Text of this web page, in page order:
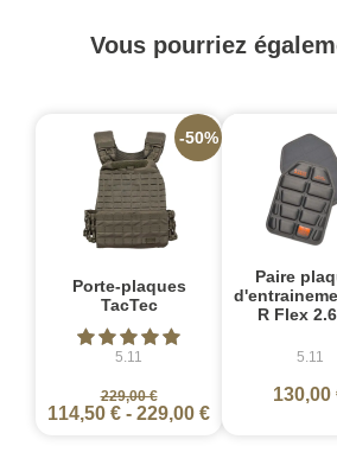
Vous pourriez
Porte-plaques
TacTec
5.11
229,00 €
114,50 € - 229,00 €
-50%
Paire
R Flex
5.11
130,00